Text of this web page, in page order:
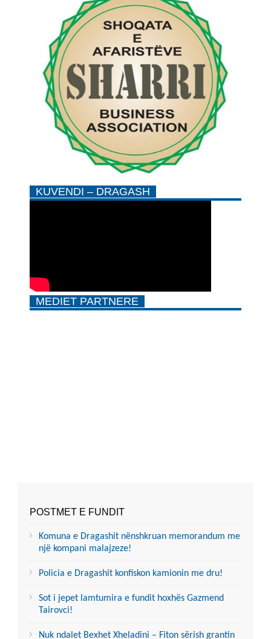
KUVENDI – DRAGASH
MEDIET PARTNERE
POSTMET E FUNDIT
Komuna e Dragashit nënshkruan memorandum me
një kompani malajzeze!
Policia e Dragashit konfiskon kamionin me dru!
Sot i jepet lamtumira e fundit hoxhës Gazmend
Tairovci!
Nuk ndalet Bexhet Xheladini – Fiton sërish grantin